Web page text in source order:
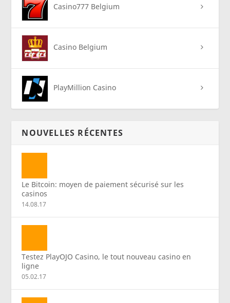
Casino777 Belgium
Casino Belgium
PlayMillion Casino
NOUVELLES RÉCENTES
Le Bitcoin: moyen de paiement sécurisé sur les
casinos
14.08.17
Testez PlayOJO Casino, le tout nouveau casino en
ligne
05.02.17